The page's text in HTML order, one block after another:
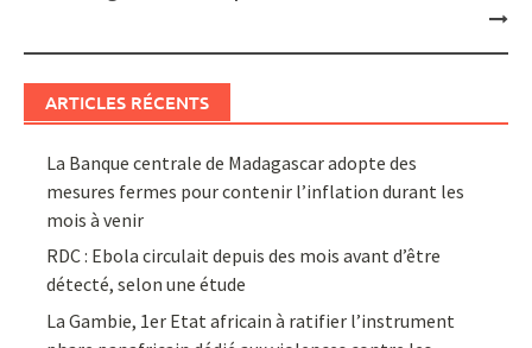
ARTICLES RÉCENTS
La Banque centrale de Madagascar adopte des
mesures fermes pour contenir l’inflation durant les
mois à venir
RDC : Ebola circulait depuis des mois avant d’être
détecté, selon une étude
La Gambie, 1er Etat africain à ratifier l’instrument